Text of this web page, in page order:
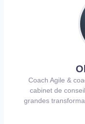
Coach Agile &
cabinet de
grandes